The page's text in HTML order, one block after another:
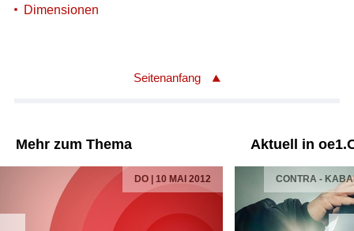
Dimensionen
Seitenanfang
Mehr zum Thema
DO | 10 MAI 2012
Aktuell in
CONTRA -